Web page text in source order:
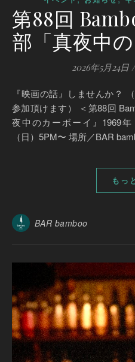
第88回
部「真夜中
2026年5月24日 /
『映画の話』しませんか？ （ご予約は不要、当日気軽にご
参加頂けます） ＜第88回
夜中のカーボーイ』1969
（日）5PM〜 場所／BAR
もっ
BAR bamboo